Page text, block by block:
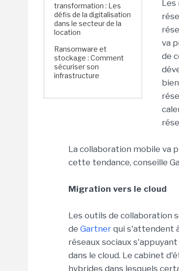
transformation : Les
défis de la digitalisation
dans le secteur de la
location
Ransomware et
stockage : Comment
sécuriser son
infrastructure
Les
va
de
La collaboration mobile va
cette tendance, conseille
Migration vers le cloud
Les outils de collaboration
de Gartner qui s'attendent
réseaux sociaux
dans le cloud. Le cabinet
hybrides dans lesquels